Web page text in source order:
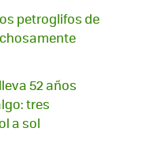
petroglifos de
52 años
tres
a sol